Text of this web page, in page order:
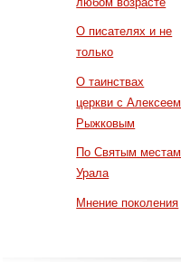
О писателях и не
только
О таинствах
церкви с Алексеем
Рыжковым
По Святым местам
Урала
Мнение поколения